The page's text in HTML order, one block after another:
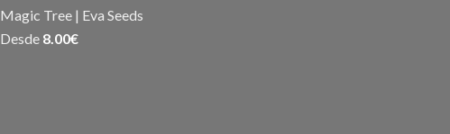
Magic Tree | Eva Seeds
Desde 8.00€